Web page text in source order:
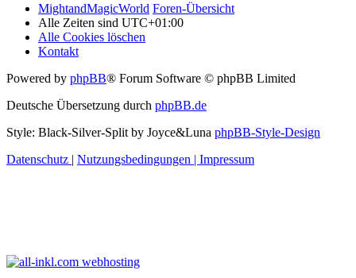
MightandMagicWorld Foren-Übersicht
Alle Zeiten sind UTC+01:00
Alle Cookies löschen
Kontakt
Powered by phpBB® Forum Software © phpBB Limited
Deutsche Übersetzung durch phpBB.de
Style: Black-Silver-Split by Joyce&Luna phpBB-Style-Design
Datenschutz | Nutzungsbedingungen | Impressum